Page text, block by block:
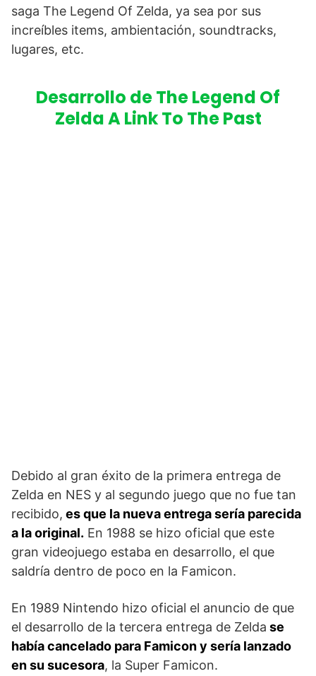
saga The Legend Of Zelda, ya sea por sus
increíbles items, ambientación, soundtracks,
lugares, etc.
Desarrollo de The Legend Of
Zelda A Link To The Past
Debido al gran éxito de la primera entrega de
Zelda en NES y al segundo juego que no fue tan
recibido, es que la nueva entrega sería parecida
a la original. En 1988 se hizo oficial que este
gran videojuego estaba en desarrollo, el que
saldría dentro de poco en la Famicon.
En 1989 Nintendo hizo oficial el anuncio de que
el desarrollo de la tercera entrega de Zelda se
había cancelado para Famicon y sería lanzado
en su sucesora, la Super Famicon.